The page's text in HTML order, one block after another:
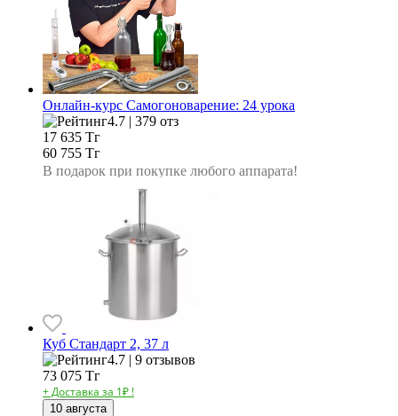
Онлайн-курс Самогоноварение: 24 урока
4.7 | 379 отз
17 635 Тг
60 755 Тг
В подарок при покупке любого аппарата!
Куб Стандарт 2, 37 л
4.7 | 9 отзывов
73 075 Тг
+ Доставка за 1₽ !
10 августа